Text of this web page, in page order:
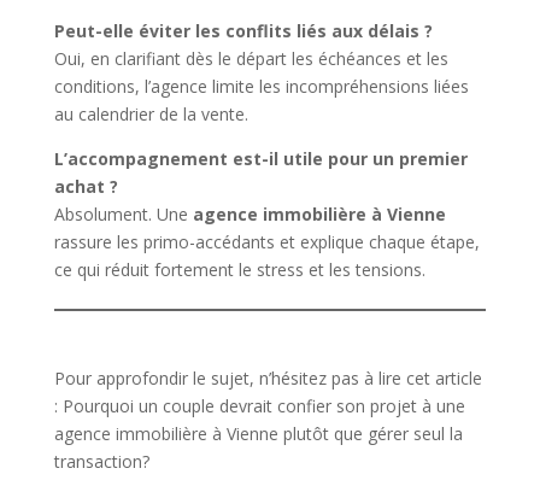
Peut-elle éviter les conflits liés aux délais ?
Oui, en clarifiant dès le départ les échéances et les
conditions, l’agence limite les incompréhensions liées
au calendrier de la vente.
L’accompagnement est-il utile pour un premier
achat ?
Absolument. Une agence immobilière à Vienne
rassure les primo-accédants et explique chaque étape,
ce qui réduit fortement le stress et les tensions.
Pour approfondir le sujet, n’hésitez pas à lire cet article
: Pourquoi un couple devrait confier son projet à une
agence immobilière à Vienne plutôt que gérer seul la
transaction?